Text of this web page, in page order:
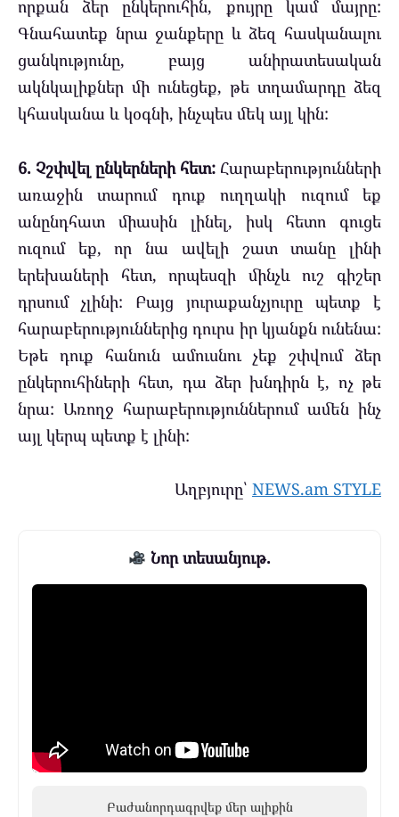
որքան ձեր ընկերուհին, քույրը կամ մայրը:
Գնահատեք նրա ջանքերը և ձեզ հասկանալու
ցանկությունը, բայց անիրատեսական
ակնկալիքներ մի ունեցեք, թե տղամարդը ձեզ
կհասկանա և կօգնի, ինչպես մեկ այլ կին:
6. Չշփվել ընկերների հետ: Հարաբերությունների
առաջին տարում դուք ուղղակի ուզում եք
անընդհատ միասին լինել, իսկ հետո գուցե
ուզում եք, որ նա ավելի շատ տանը լինի
երեխաների հետ, որպեսզի մինչև ուշ գիշեր
դրսում չլինի: Բայց յուրաքանչյուրը պետք է
հարաբերություններից դուրս իր կյանքն ունենա:
Եթե դուք հանուն ամուսնու չեք շփվում ձեր
ընկերուհիների հետ, դա ձեր խնդիրն է, ոչ թե
նրա: Առողջ հարաբերություններում ամեն ինչ
այլ կերպ պետք է լինի:
Աղբյուրը՝ NEWS.am STYLE
Նոր տեսանյութ.
Բաժանորդագրվեք մեր ալիքին